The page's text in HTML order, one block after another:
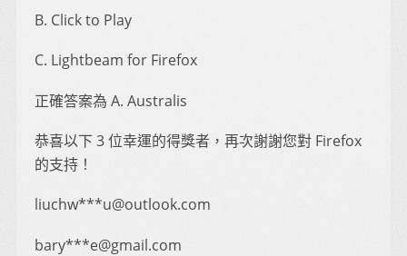
B. Click to Play
C. Lightbeam for Firefox
正確答案為 A. Australis
恭喜以下 3 位幸運的得獎者，再次謝謝您對 Firefox
的支持！
liuchw***u@outlook.com
bary***e@gmail.com